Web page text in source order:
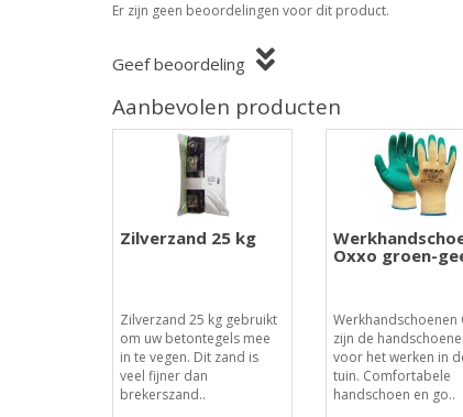
Er zijn geen beoordelingen voor dit product.
Geef beoordeling
Aanbevolen producten
Zilverzand 25 kg
Zilverzand 25 kg gebruikt
om uw betontegels mee
in te vegen. Dit zand is
veel fijner dan
brekerszand..
Oxxo groen-
Werkhandschoenen
zijn de
voor het werken in
tuin. Comfortabele
handschoen en go..